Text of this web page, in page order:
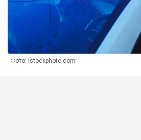
Фото: istockphoto.com